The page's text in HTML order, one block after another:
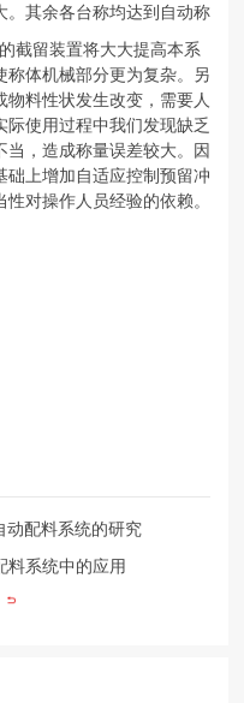
。其余各台称均达到自动称
截留装置将大大提高本系
称体机械部分更为复杂。另
料性状发生改变，需要人
使用过程中我们发现缺乏
，造成称量误差较大。因
础上增加自适应控制预留冲
对操作人员经验的依赖。
动配料系统的研究
料系统中的应用